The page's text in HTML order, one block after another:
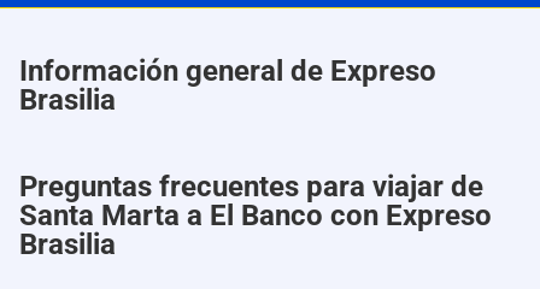
Información general de Expreso
Brasilia
Preguntas frecuentes para viajar de
Santa Marta a El Banco con Expreso
Brasilia